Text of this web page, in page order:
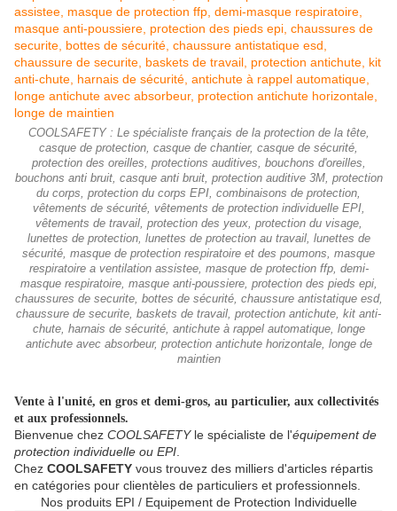
COOLSAFETY : Le spécialiste français de la protection de la tête,
casque de protection, casque de chantier, casque de sécurité,
protection des oreilles, protections auditives, bouchons d'oreilles,
bouchons anti bruit, casque anti bruit, protection auditive 3M, protection
du corps, protection du corps EPI, combinaisons de protection,
vêtements de sécurité, vêtements de protection individuelle EPI,
vêtements de travail, protection des yeux, protection du visage,
lunettes de protection, lunettes de protection au travail, lunettes de
sécurité, masque de protection respiratoire et des poumons, masque
respiratoire a ventilation assistee, masque de protection ffp, demi-
masque respiratoire, masque anti-poussiere, protection des pieds epi,
chaussures de securite, bottes de sécurité, chaussure antistatique esd,
chaussure de securite, baskets de travail, protection antichute, kit anti-
chute, harnais de sécurité, antichute à rappel automatique, longe
antichute avec absorbeur, protection antichute horizontale, longe de
maintien
Vente à l'unité, en gros et demi-gros, au particulier, aux collectivités
et aux professionnels.
Bienvenue chez COOLSAFETYle spécialiste de l'équipement de
protection individuelle ou EPI
Chez COOLSAFETY vous trouvez des milliers d'articles répartis
en catégories pour clientèles de particuliers et professionnels.
Nos produits EPI / Equipement de Protection Individuelle